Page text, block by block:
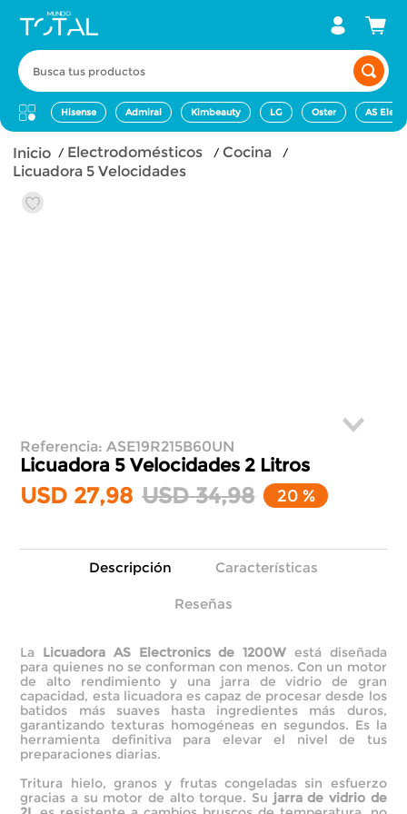
Busca tus productos
Hisense Admiral Kimbeauty LG Oster AS
electrodomésticos
cocina
Licuadora 5 Velocidades
Referencia:ASE19R215B60UN
Licuadora 5 Velocidades 2 Litros
USD 27,98 USD 34,98 20 %
Descripción Características
Reseñas
La Licuadora AS Electronics de 1200W está diseñada
para quienes no se conforman con menos. Con un motor
de alto rendimiento y una jarra de vidrio de gran
capacidad, esta licuadora es capaz de procesar desde los
batidos más suaves hasta ingredientes más duros,
garantizando texturas homogéneas en segundos. Es la
herramienta definitiva para elevar el nivel de tus
preparaciones diarias.
Tritura hielo, granos y frutas congeladas sin esfuerzo
gracias a su motor de alto torque. Su jarra de vidrio de